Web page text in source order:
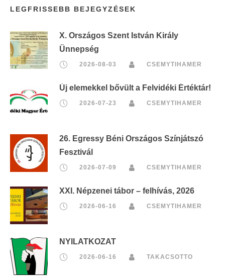
LEGFRISSEBB BEJEGYZÉSEK
X. Országos Szent István Király
Ünnepség
2026-08-03 CSEMYTIHAMER
Új elemekkel bővült a Felvidéki Értéktár!
2026-07-23 CSEMYTIHAMER
26. Egressy Béni Országos Színjátszó
Fesztivál
2026-07-09 CSEMYTIHAMER
XXI. Népzenei tábor – felhívás, 2026
2026-06-16 CSEMYTIHAMER
NYILATKOZAT
2026-06-16 TAKACSOTTO